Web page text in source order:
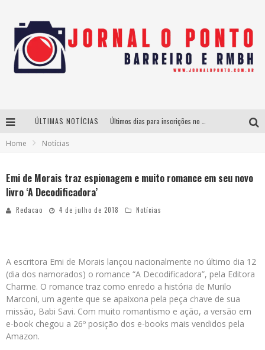
ÚLTIMAS NOTÍCIAS
Home Notícias
Emi de Morais traz espionagem e muito romance em seu novo
livro ‘A Decodificadora’
Redacao 4 de julho de 2018 Notícias
A escritora Emi de Morais lançou nacionalmente no último dia 12
(dia dos namorados) o romance “A Decodificadora”, pela Editora
Charme. O romance traz como enredo a história de Murilo
Marconi, um agente que se apaixona pela peça chave de sua
missão, Babi Savi. Com muito romantismo e ação, a versão em
e-book chegou a 26º posição dos e-books mais vendidos pela
Amazon.